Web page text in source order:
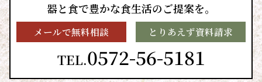
器と食で豊かな食生活のご提案を。
メールで無料相談 とりあえず資料請求
TEL.0572-56-5181